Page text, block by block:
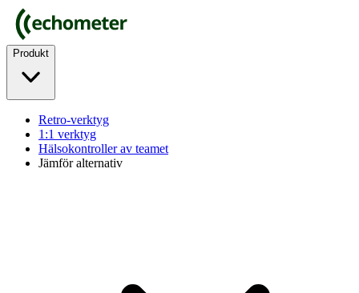
Produkt
Retro-verktyg
1:1 verktyg
Hälsokontroller av teamet
Jämför alternativ